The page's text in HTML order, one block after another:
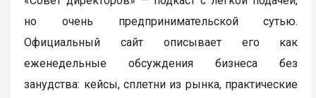
но очень предпринимательской сутью.
Официальный сайт описывает его как
еженедельные обсуждения бизнеса без
занудства: кейсы, сплетни из рынка, практические